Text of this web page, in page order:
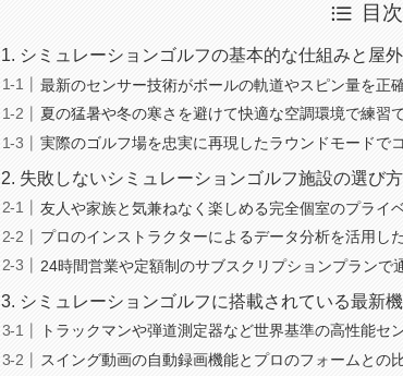
目次
1. シミュレーションゴルフの基本的な仕組みと屋
最新のセンサー技術がボールの軌道やスピン量を正
夏の猛暑や冬の寒さを避けて快適な空調環境で練習
実際のゴルフ場を忠実に再現したラウンドモードで
2. 失敗しないシミュレーションゴルフ施設の選び
友人や家族と気兼ねなく楽しめる完全個室のプライ
プロのインストラクターによるデータ分析を活用し
24時間営業や定額制のサブスクリプションプランで
3. シミュレーションゴルフに搭載されている最新
トラックマンや弾道測定器など世界基準の高性能セ
スイング動画の自動録画機能とプロのフォームとの